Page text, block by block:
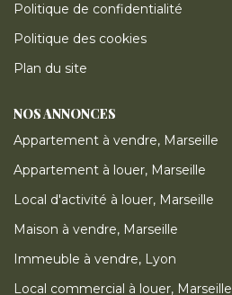
Politique de confidentialité
Politique des cookies
Plan du site
NOS ANNONCES
Appartement à vendre, Marseille
Appartement à louer, Marseille
Local d'activité à louer, Marseille
Maison à vendre, Marseille
Immeuble à vendre, Lyon
Local commercial à louer, Marseille